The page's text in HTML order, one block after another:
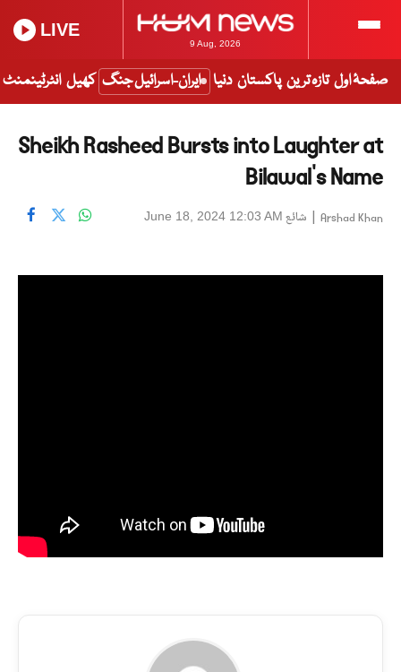
9 Aug, 2026
LIVE
صفحۂ اول تازہ ترین پاکستان دنیا ایران-اسرائیل جنگ کھیل انٹرٹینمنٹ
Sheikh Rasheed Bursts into Laughter at
Bilawal's Name
Arshad Khan
| شائع June 18, 2024 12:03 AM